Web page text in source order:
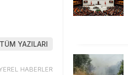
TÜM YAZILARI
HABERLER